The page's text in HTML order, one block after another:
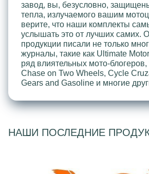
завод, вы, безусловно,
тепла, излучаемого вашим
верите, что наши комплекты
услышать это от лучших самих.
продукции писали не только
журналы, такие как Ultimate
ряд влиятельных мото-блогеров,
Chase on Two Wheels, Cycle
Gears and Gasoline и многие
НАШИ ПОСЛЕДНИЕ